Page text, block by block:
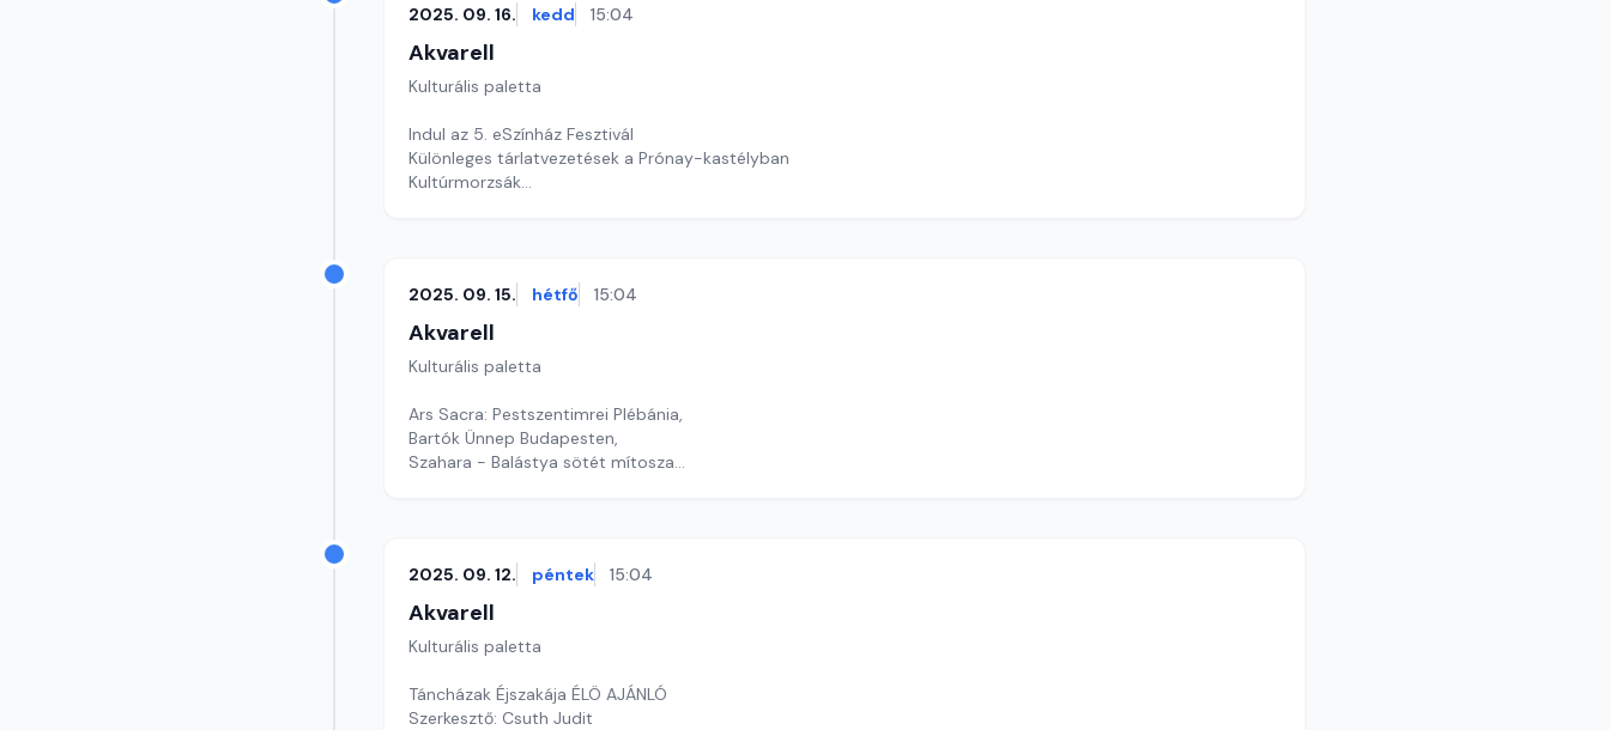
2025. 09. 16. kedd 15:04
Akvarell
Kulturális paletta
Indul az 5. eSzínház Fesztivál
Különleges tárlatvezetések a Prónay-kastélyban
Kultúrmorzsák
2025. 09. 15. hétfő 15:04
Akvarell
Kulturális paletta
Ars Sacra: Pestszentimrei Plébánia,
Bartók Ünnep Budapesten,
Szahara - Balástya sötét mítosza
2025. 09. 12. péntek 15:04
Akvarell
Kulturális paletta
Táncházak Éjszakája ÉLÖ AJÁNLÓ
Szerkesztő: Csuth Judit